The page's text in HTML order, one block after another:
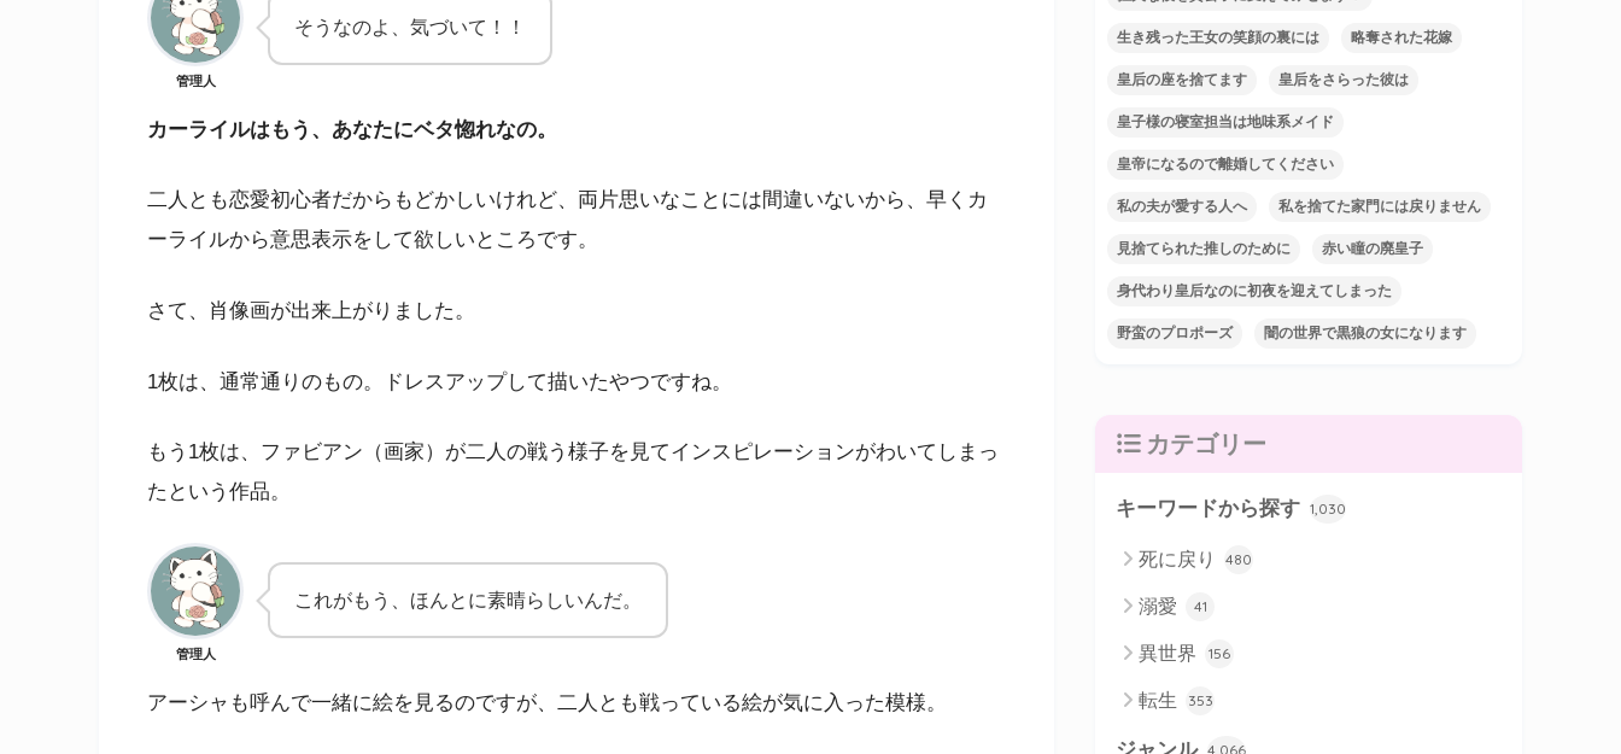
管理人
そうなのよ、気づいて！！
カーライルはもう、あなたにベタ惚れなの。
二人とも恋愛初心者だからもどかしいけれど、両片思いなことには間違いないから、早くカ
ーライルから意思表示をして欲しいところです。
さて、肖像画が出来上がりました。
1枚は、通常通りのもの。ドレスアップして描いたやつですね。
もう1枚は、ファビアン（画家）が二人の戦う様子を見てインスピレーションがわいてしまっ
たという作品。
管理人
これがもう、ほんとに素晴らしいんだ。
アーシャも呼んで一緒に絵を見るのですが、二人とも戦っている絵が気に入った模様。
生き残った王女の笑顔の裏には 略奪された花嫁
皇后の座を捨てます 皇后をさらった彼は
皇子様の寝室担当は地味系メイド
皇帝になるので離婚してください
私の夫が愛する人へ 私を捨てた家門には戻りません
見捨てられた推しのために 赤い瞳の廃皇子
身代わり皇后なのに初夜を迎えてしまった
野蛮のプロポーズ 闇の世界で黒狼の女になります
カテゴリー
キーワードから探す 1,030
死に戻り 480
溺愛 41
異世界 156
転生 353
ジャンル 4,066